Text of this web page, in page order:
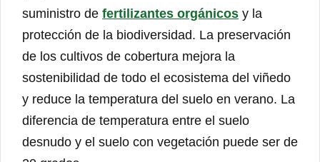
suministro de fertilizantes orgánicos y la
protección de la biodiversidad. La preservación
de los cultivos de cobertura mejora la
sostenibilidad de todo el ecosistema del viñedo
y reduce la temperatura del suelo en verano. La
diferencia de temperatura entre el suelo
desnudo y el suelo con vegetación puede ser de